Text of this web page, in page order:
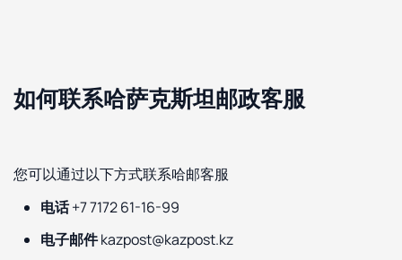
如何联系哈萨克斯坦邮政客服
您可以通过以下方式联系哈邮客服
电话+7 7172 61-16-99
电子邮件kazpost@kazpost.kz